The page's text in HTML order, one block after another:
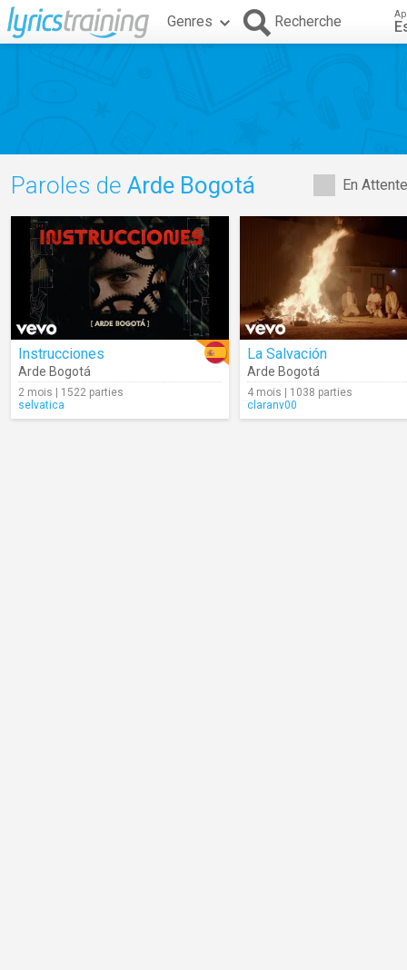
Genres Recherche
En
Paroles de Arde Bogotá
Instrucciones
Arde Bogotá
2 mois | 1522 parties
selvatica
La Salvación
Arde Bogotá
4 mois | 1038 parties
claranv00